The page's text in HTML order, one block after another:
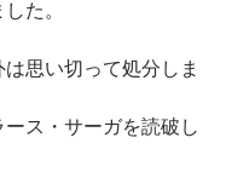
た。
思い切って処分しま
ス・サーガを読破し